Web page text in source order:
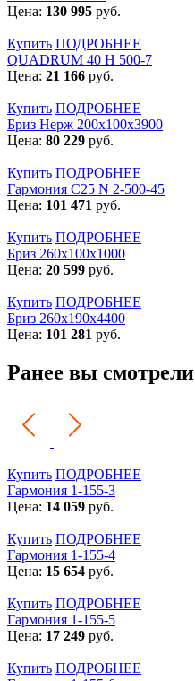
Цена: 130 995 руб.
Купить ПОДРОБНЕЕ
QUADRUM 40 H 500-7
Цена: 21 166 руб.
Купить ПОДРОБНЕЕ
Бриз Нерж 200х100х3900
Цена: 80 229 руб.
Купить ПОДРОБНЕЕ
Гармония С25 N 2-500-45
Цена: 101 471 руб.
Купить ПОДРОБНЕЕ
Бриз 260х100х1000
Цена: 20 599 руб.
Купить ПОДРОБНЕЕ
Бриз 260х190х4400
Цена: 101 281 руб.
Ранее вы смотрели
Купить ПОДРОБНЕЕ
Гармония 1-155-3
Цена: 14 059 руб.
Купить ПОДРОБНЕЕ
Гармония 1-155-4
Цена: 15 654 руб.
Купить ПОДРОБНЕЕ
Гармония 1-155-5
Цена: 17 249 руб.
Купить ПОДРОБНЕЕ